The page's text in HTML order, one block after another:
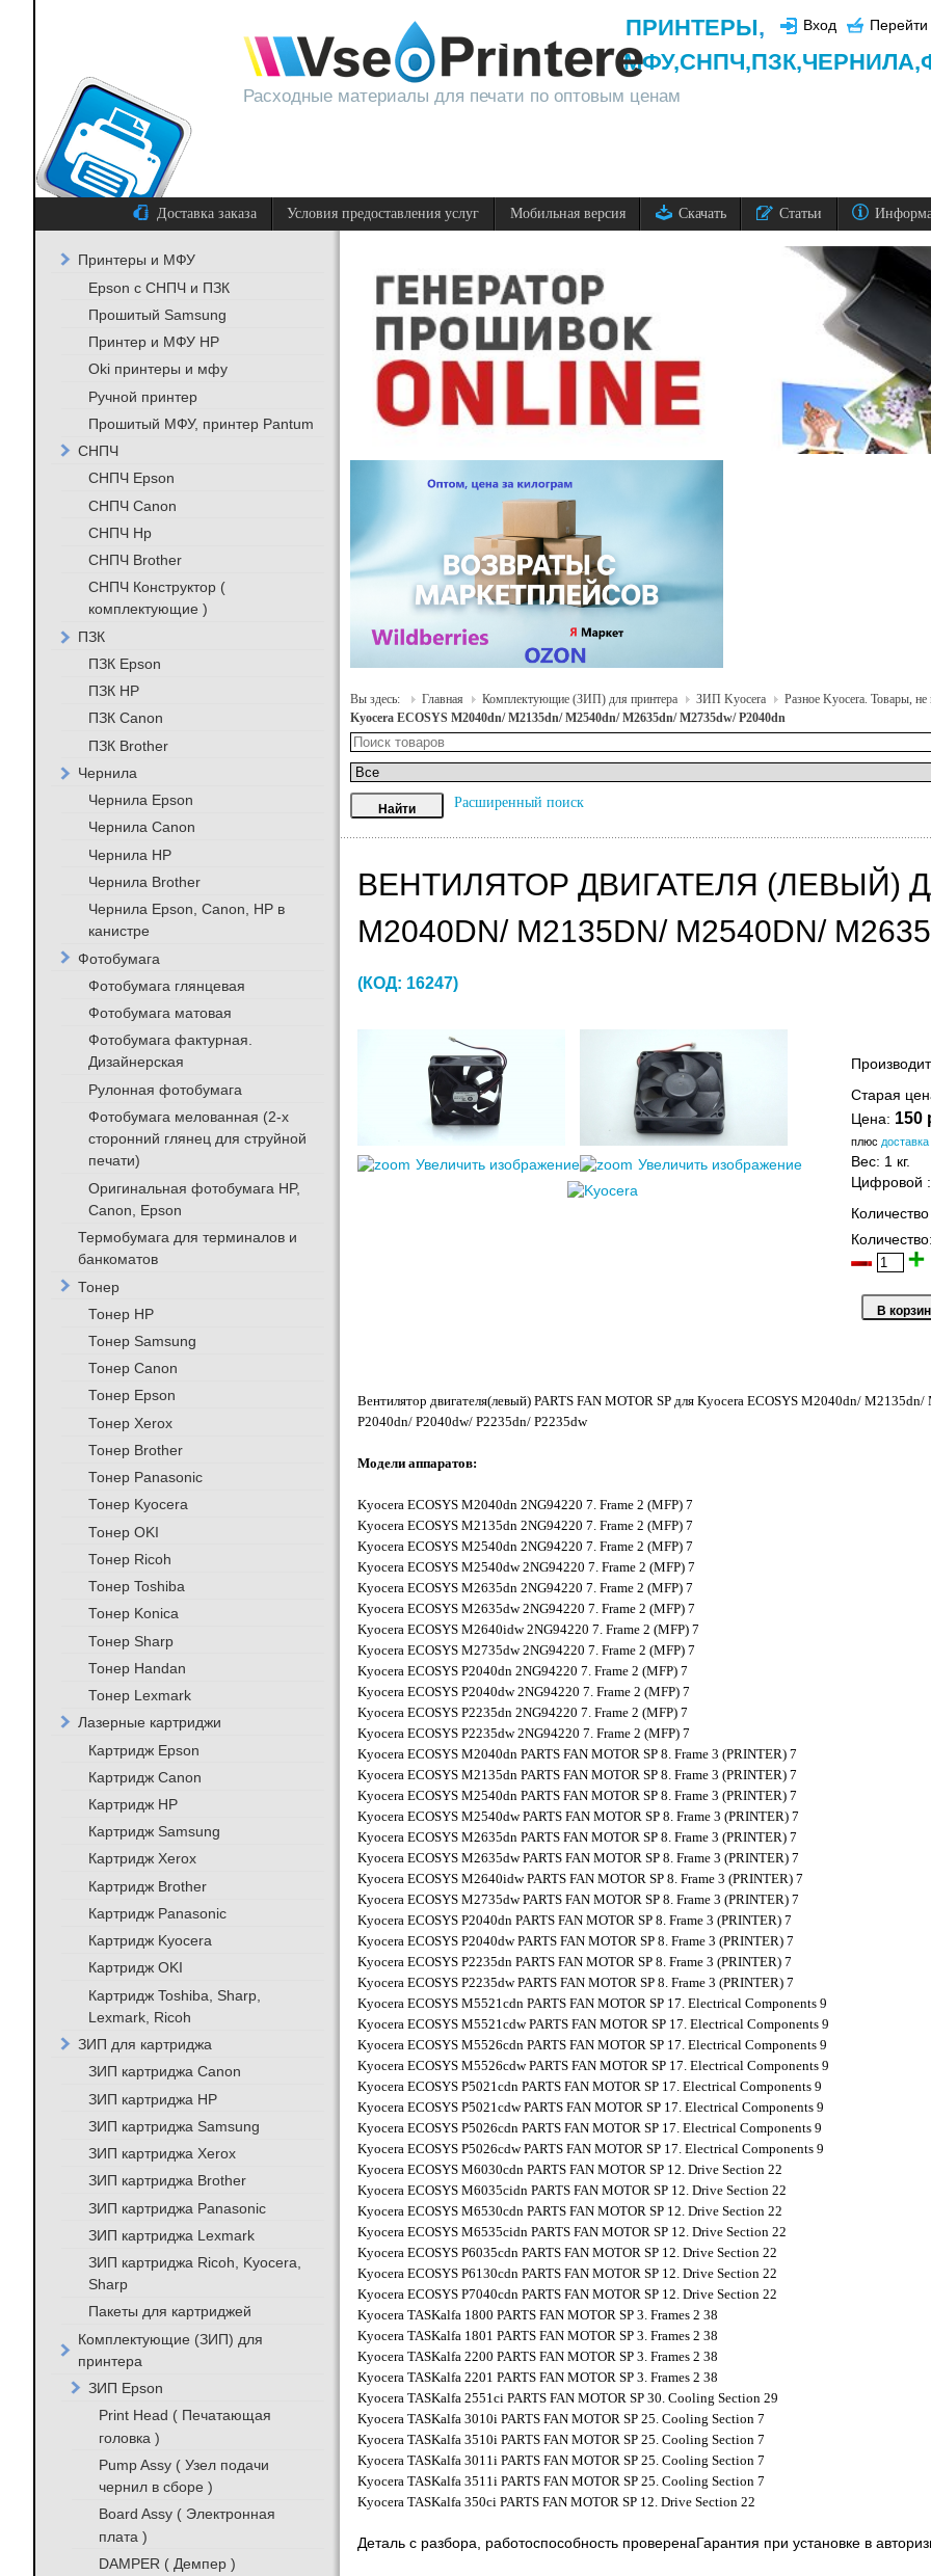
Расходные материалы для печати по оптовым ценам
Вход Перейти
ПРИНТЕРЫ,
МФУ,СНПЧ,ПЗК,ЧЕРНИЛА,
Доставка заказа Условия предоставления услуг Мобильная версия Скачать Статьи
Вы здесь: Главная Комплектующие (ЗИП) для принтера ЗИП Kyocera Разное Kyocera. Товары,
Kyocera ECOSYS M2040dn/ M2135dn/ M2540dn/ M2635dn/ M2735dw/ P2040dn
Расширенный поиск
ВЕНТИЛЯТОР ДВИГАТЕЛЯ (ЛЕВЫЙ)
M2040DN/ M2135DN/ M2540DN/
(КОД: 16247)
Увеличить изображение Увеличить изображение
Старая
Цена: 150
плюс доставка
Вес: 1 кг.
Цифровой :
Количество:
Вентилятор двигателя(левый) PARTS FAN MOTOR SP для Kyocera ECOSYS M2040dn/
P2040dn/ P2040dw/ P2235dn/ P2235dw
Модели аппаратов:
Kyocera ECOSYS M2040dn 2NG94220 7. Frame 2 (MFP) 7
Kyocera ECOSYS M2135dn 2NG94220 7. Frame 2 (MFP) 7
Kyocera ECOSYS M2540dn 2NG94220 7. Frame 2 (MFP) 7
Kyocera ECOSYS M2540dw 2NG94220 7. Frame 2 (MFP) 7
Kyocera ECOSYS M2635dn 2NG94220 7. Frame 2 (MFP) 7
Kyocera ECOSYS M2635dw 2NG94220 7. Frame 2 (MFP) 7
Kyocera ECOSYS M2640idw 2NG94220 7. Frame 2 (MFP) 7
Kyocera ECOSYS M2735dw 2NG94220 7. Frame 2 (MFP) 7
Kyocera ECOSYS P2040dn 2NG94220 7. Frame 2 (MFP) 7
Kyocera ECOSYS P2040dw 2NG94220 7. Frame 2 (MFP) 7
Kyocera ECOSYS P2235dn 2NG94220 7. Frame 2 (MFP) 7
Kyocera ECOSYS P2235dw 2NG94220 7. Frame 2 (MFP) 7
Kyocera ECOSYS M2040dn PARTS FAN MOTOR SP 8. Frame 3 (PRINTER) 7
Kyocera ECOSYS M2135dn PARTS FAN MOTOR SP 8. Frame 3 (PRINTER) 7
Kyocera ECOSYS M2540dn PARTS FAN MOTOR SP 8. Frame 3 (PRINTER) 7
Kyocera ECOSYS M2540dw PARTS FAN MOTOR SP 8. Frame 3 (PRINTER) 7
Kyocera ECOSYS M2635dn PARTS FAN MOTOR SP 8. Frame 3 (PRINTER) 7
Kyocera ECOSYS M2635dw PARTS FAN MOTOR SP 8. Frame 3 (PRINTER) 7
Kyocera ECOSYS M2640idw PARTS FAN MOTOR SP 8. Frame 3 (PRINTER) 7
Kyocera ECOSYS M2735dw PARTS FAN MOTOR SP 8. Frame 3 (PRINTER) 7
Kyocera ECOSYS P2040dn PARTS FAN MOTOR SP 8. Frame 3 (PRINTER) 7
Kyocera ECOSYS P2040dw PARTS FAN MOTOR SP 8. Frame 3 (PRINTER) 7
Kyocera ECOSYS P2235dn PARTS FAN MOTOR SP 8. Frame 3 (PRINTER) 7
Kyocera ECOSYS P2235dw PARTS FAN MOTOR SP 8. Frame 3 (PRINTER) 7
Kyocera ECOSYS M5521cdn PARTS FAN MOTOR SP 17. Electrical Components 9
Kyocera ECOSYS M5521cdw PARTS FAN MOTOR SP 17. Electrical Components 9
Kyocera ECOSYS M5526cdn PARTS FAN MOTOR SP 17. Electrical Components 9
Kyocera ECOSYS M5526cdw PARTS FAN MOTOR SP 17. Electrical Components 9
Kyocera ECOSYS P5021cdn PARTS FAN MOTOR SP 17. Electrical Components 9
Kyocera ECOSYS P5021cdw PARTS FAN MOTOR SP 17. Electrical Components 9
Kyocera ECOSYS P5026cdn PARTS FAN MOTOR SP 17. Electrical Components 9
Kyocera ECOSYS P5026cdw PARTS FAN MOTOR SP 17. Electrical Components 9
Kyocera ECOSYS M6030cdn PARTS FAN MOTOR SP 12. Drive Section 22
Kyocera ECOSYS M6035cidn PARTS FAN MOTOR SP 12. Drive Section 22
Kyocera ECOSYS M6530cdn PARTS FAN MOTOR SP 12. Drive Section 22
Kyocera ECOSYS M6535cidn PARTS FAN MOTOR SP 12. Drive Section 22
Kyocera ECOSYS P6035cdn PARTS FAN MOTOR SP 12. Drive Section 22
Kyocera ECOSYS P6130cdn PARTS FAN MOTOR SP 12. Drive Section 22
Kyocera ECOSYS P7040cdn PARTS FAN MOTOR SP 12. Drive Section 22
Kyocera TASKalfa 1800 PARTS FAN MOTOR SP 3. Frames 2 38
Kyocera TASKalfa 1801 PARTS FAN MOTOR SP 3. Frames 2 38
Kyocera TASKalfa 2200 PARTS FAN MOTOR SP 3. Frames 2 38
Kyocera TASKalfa 2201 PARTS FAN MOTOR SP 3. Frames 2 38
Kyocera TASKalfa 2551ci PARTS FAN MOTOR SP 30. Cooling Section 29
Kyocera TASKalfa 3010i PARTS FAN MOTOR SP 25. Cooling Section 7
Kyocera TASKalfa 3510i PARTS FAN MOTOR SP 25. Cooling Section 7
Kyocera TASKalfa 3011i PARTS FAN MOTOR SP 25. Cooling Section 7
Kyocera TASKalfa 3511i PARTS FAN MOTOR SP 25. Cooling Section 7
Kyocera TASKalfa 350ci PARTS FAN MOTOR SP 12. Drive Section 22
Деталь с разбора, работоспособность проверенаГарантия при установке в
Принтеры и МФУ
Epson с СНПЧ и ПЗК
Прошитый Samsung
Принтер и МФУ HP
Oki принтеры и мфу
Ручной принтер
Прошитый МФУ, принтер Pantum
СНПЧ
СНПЧ Epson
СНПЧ Canon
СНПЧ Hp
СНПЧ Brother
СНПЧ Конструктор (
комплектующие )
ПЗК
ПЗК Epson
ПЗК HP
ПЗК Canon
ПЗК Brother
Чернила
Чернила Epson
Чернила Canon
Чернила HP
Чернила Brother
Чернила Epson, Canon, HP в
канистре
Фотобумага
Фотобумага глянцевая
Фотобумага матовая
Фотобумага фактурная.
Дизайнерская
Рулонная фотобумага
Фотобумага мелованная (2-х
сторонний глянец для струйной
печати)
Оригинальная фотобумага HP,
Canon, Epson
Термобумага для терминалов и
банкоматов
Тонер
Тонер HP
Тонер Samsung
Тонер Canon
Тонер Epson
Тонер Xerox
Тонер Brother
Тонер Panasonic
Тонер Kyocera
Тонер OKI
Тонер Ricoh
Тонер Toshiba
Тонер Konica
Тонер Sharp
Тонер Handan
Тонер Lexmark
Лазерные картриджи
Картридж Epson
Картридж Canon
Картридж HP
Картридж Samsung
Картридж Xerox
Картридж Brother
Картридж Panasonic
Картридж Kyocera
Картридж OKI
Картридж Toshiba, Sharp,
Lexmark, Ricoh
ЗИП для картриджа
ЗИП картриджа Canon
ЗИП картриджа HP
ЗИП картриджа Samsung
ЗИП картриджа Xerox
ЗИП картриджа Brother
ЗИП картриджа Panasonic
ЗИП картриджа Lexmark
ЗИП картриджа Ricoh, Kyocera,
Sharp
Пакеты для картриджей
Комплектующие (ЗИП) для
принтера
ЗИП Epson
Print Head ( Печатающая
головка )
Pump Assy ( Узел подачи
чернил в сборе )
Board Assy ( Электронная
плата )
DAMPER ( Демпер )